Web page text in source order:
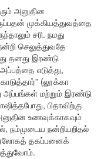
அனுதின
முக்கியத்துவத்தை
சரி. நமது
செலுத்துவதே
தனது இரண்டு
எடுத்து,
(லூக்கா
அப்பங்கள் மற்றும் இரண்டு
பிதாவிற்கு
உணவுக்காகவும்
​​நம்முடைய நன்றியறிதல்
பரலோகத் தகப்பனைக்